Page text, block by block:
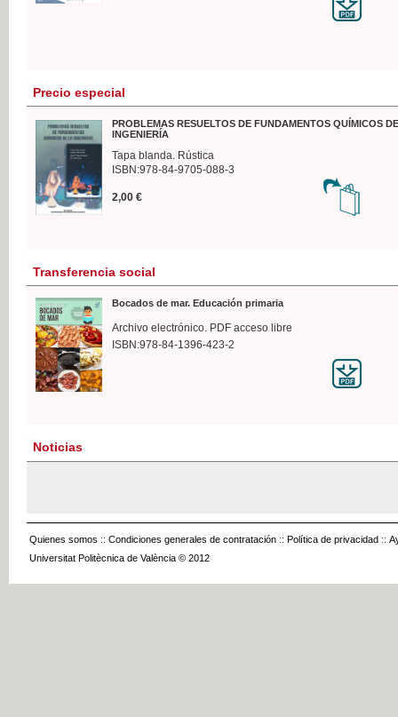
Precio especial
PROBLEMAS RESUELTOS DE FUNDAMENTOS QUÍMICOS
INGENIERÍA
Tapa blanda. Rústica
ISBN:978-84-9705-088-3
2,00 €
Transferencia social
Bocados de mar. Educación primaria
Archivo electrónico. PDF acceso libre
ISBN:978-84-1396-423-2
Noticias
Quienes somos :: Condiciones generales de contratación :: Política de privacidad ::
Universitat Politècnica de València © 2012